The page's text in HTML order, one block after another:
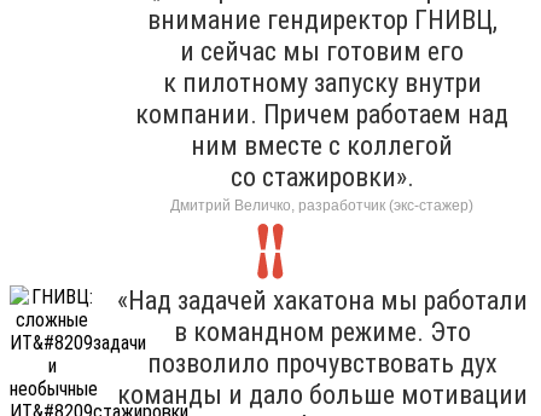
внимание гендиректор ГНИВЦ,
и сейчас мы готовим его
к пилотному запуску внутри
компании. Причем работаем над
ним вместе с коллегой
со стажировки».
Дмитрий Величко, разработчик (экс-стажер)
«Над задачей хакатона мы работали
в командном режиме. Это
позволило прочувствовать дух
команды и дало больше мотивации